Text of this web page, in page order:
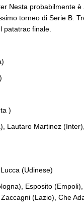
Nesta probabilmente
torneo di Serie B.
patatrac finale.
)
Lautaro Martinez
(Udinese)
Esposito
(Lazio), Che